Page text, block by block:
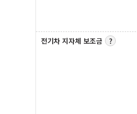
전기차 지자체 보조금